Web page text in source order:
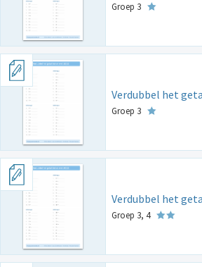
Groep 3
Verdubbel het
Groep 3
Verdubbel het
Groep 3, 4